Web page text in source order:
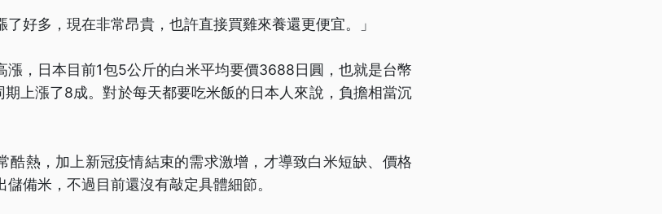
好多，現在非常昂貴，也許直接買雞來養還更便宜。」
漲，日本目前1包5公斤的白米平均要價3688日圓，也就是台幣
上漲了8成。對於每天都要吃米飯的日本人來說，負擔相當沉
酷熱，加上新冠疫情結束的需求激增，才導致白米短缺、價格
備米，不過目前還沒有敲定具體細節。